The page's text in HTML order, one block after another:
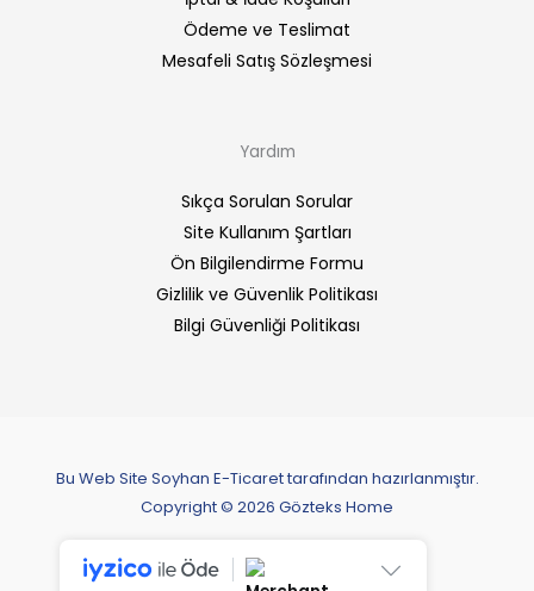
Ödeme ve Teslimat
Mesafeli Satış Sözleşmesi
Yardım
Sıkça Sorulan Sorular
Site Kullanım Şartları
Ön Bilgilendirme Formu
Gizlilik ve Güvenlik Politikası
Bilgi Güvenliği Politikası
Bu Web Site Soyhan E-Ticaret tarafından hazırlanmıştır.
Copyright © 2026 Gözteks Home